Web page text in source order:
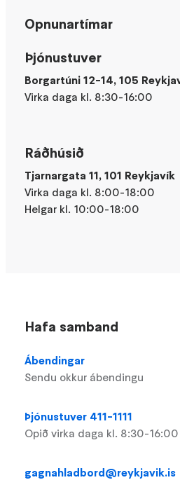
Opnunartímar
Þjónustuver
Borgartúni 12-14, 105
Virka daga kl. 8:30-16:00
Ráðhúsið
Tjarnargata 11, 101 Reykjavík
Virka daga kl. 8:00-18:00
Helgar kl. 10:00-18:00
Hafa samband
Ábendingar
Sendu okkur ábendingu
Þjónustuver 411-1111
Opið virka daga kl. 8:30-16:00
gagnahladbord@reykjavik.is